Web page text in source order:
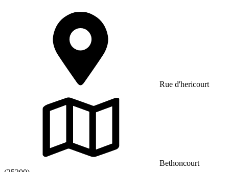
Rue d'hericourt
Bethoncourt